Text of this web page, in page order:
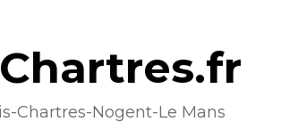
Chartres-Nogent-Le Mans